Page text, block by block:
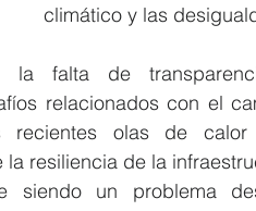
climático y las
falta de
relacionados con el
recientes olas de
resiliencia de la
siendo un problema